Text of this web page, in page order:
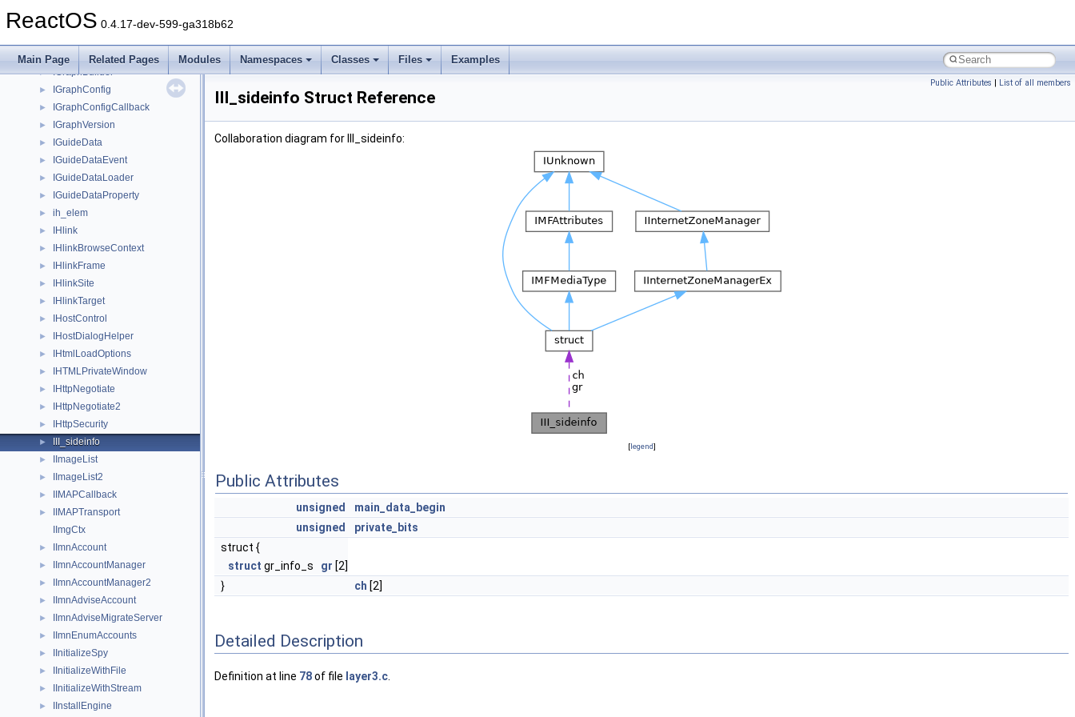
ReactOS 0.4.17-dev-599-ga318b62
Main Page Related Pages Modules Namespaces Classes Files Examples
► IGlobalInterfaceTable
► igmp_msg
► IGraphBuilder
► IGraphConfig
► IGraphConfigCallback
► IGraphVersion
► IGuideData
► IGuideDataEvent
► IGuideDataLoader
► IGuideDataProperty
► ih_elem
► IHlink
► IHlinkBrowseContext
► IHlinkFrame
► IHlinkSite
► IHlinkTarget
► IHostControl
► IHostDialogHelper
► IHtmlLoadOptions
► IHTMLPrivateWindow
► IHttpNegotiate
► IHttpNegotiate2
► IHttpSecurity
► III_sideinfo
► IImageList
► IImageList2
► IIMAPCallback
►
IIMAPTransport
IImgCtx
► IImnAccount
► IImnAccountManager
► IImnAccountManager2
► IImnAdviseAccount
► IImnAdviseMigrateServer
► IImnEnumAccounts
► IInitializeSpy
► IInitializeWithFile
► IInitializeWithStream
► IInstallEngine
Public Attributes | List of all members
III_sideinfo Struct Reference
Collaboration diagram for III_sideinfo:
[legend]
Public Attributes
unsigned
main_data_begin
unsigned
private_bits
struct {
struct gr_info_s gr [2]
}
ch [2]
Detailed Description
Definition at line 78of file layer3.c